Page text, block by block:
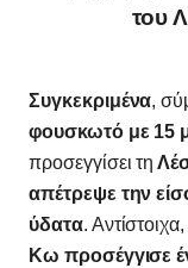
του
Συγκεκριμένα,
φουσκωτό με 15
προσεγγίσει τη
απέτρεψε την
ύδατα.
Κω προσέγγισε